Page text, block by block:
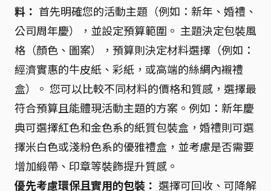
料： 首先明確您的活動主題（例如：新年、婚禮、
公司周年慶），並設定預算範圍。 主題決定包裝風
格（顏色、圖案），預算則決定材料選擇（例如：
經濟實惠的牛皮紙、彩紙，或高端的絲綢內襯禮
盒）。 您可以比較不同材料的價格和質感，選擇最
符合預算且能體現活動主題的方案。例如：新年慶
典可選擇紅色和金色系的紙質包裝盒，婚禮則可選
擇米白色或淺粉色系的優雅禮盒，並考慮是否需要
增加緞帶、印章等裝飾提升質感。
優先考慮環保且實用的包裝： 選擇可回收、可降解